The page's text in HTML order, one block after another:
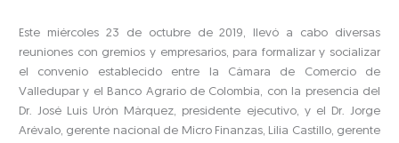
Este miércoles 23 de octubre de 2019, llevó a cabo diversas
reuniones con gremios y empresarios, para formalizar y socializar
el convenio establecido entre la Cámara de Comercio de
Valledupar y el Banco Agrario de Colombia, con la presencia del
Dr. José Luis Urón Márquez, presidente ejecutivo, y el Dr. Jorge
Arévalo, gerente nacional de Micro Finanzas, Lilia Castillo, gerente